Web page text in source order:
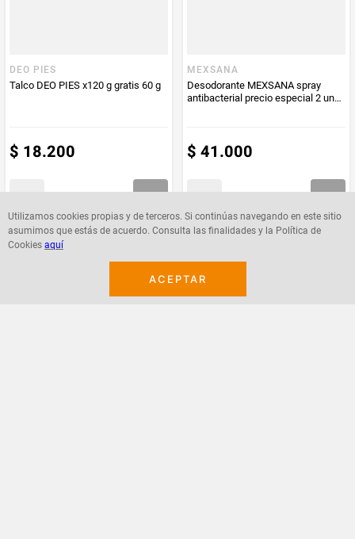
Utilizamos cookies propias y de terceros. Si continúas navegando en este sitio
asumimos que estás de acuerdo. Consulta las finalidades y la Política de
Cookies aquí
ACEPTAR
DEO PIES
Talco DEO PIES x120 g gratis 60 g
$ 18.200
MEXSANA
Desodorante MEXSANA spray
antibacterial precio especial 2 unds
$ 41.000